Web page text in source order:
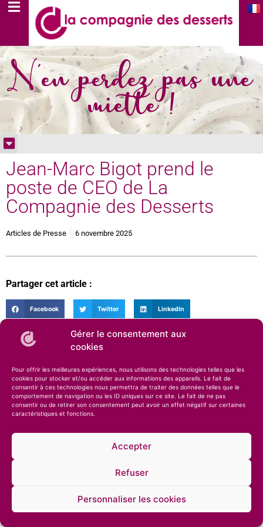
Gérer le consentement aux
cookies
Pour offrir les meilleures expériences, nous utilisons des technologies telles que les
cookies pour stocker et/ou accéder aux informations des appareils. Le fait de
consentir à ces technologies nous permettra de traiter des données telles que le
comportement de navigation ou les ID uniques sur ce site. Le fait de ne pas
consentir ou de retirer son consentement peut avoir un effet négatif sur certaines
caractéristiques et fonctions.
Accepter
Refuser
Personnaliser les cookies
N'en perdez pas une
miette !
Jean-Marc Bigot prend le
poste de CEO de La
Compagnie des Desserts
Articles de Presse 6 novembre 2025
Partager cet article :
Facebook Twitter LinkedIn
Article Précédent
© 2026 – Compagnie des Desserts – Spécialiste des glaces artisanales et des
pâtisseries •